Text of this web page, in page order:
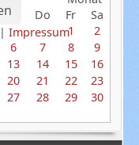
Mi Do Fr
Sa
1
2
6 7 8
9
13 14 15
16
20 21 22
23
27 28 29
30
| Impressum